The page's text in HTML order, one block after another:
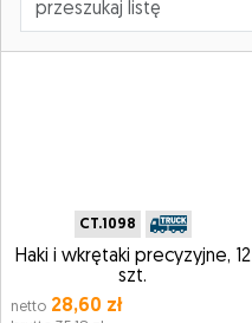
CT.1098
Haki i wkrętaki precyzyjne, 12
szt.
netto 28,60 zł